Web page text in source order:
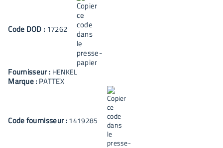
Code DOD : 17262
Fournisseur : HENKEL
Marque : PATTEX
Code fournisseur :1419285